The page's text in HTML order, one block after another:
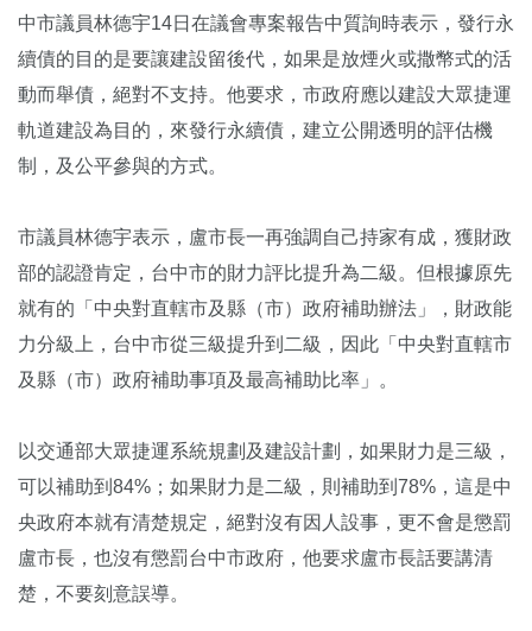
中市議員林德宇14日在議會專案報告中質詢時表示，發行永
續債的目的是要讓建設留後代，如果是放煙火或撒幣式的活
動而舉債，絕對不支持。他要求，市政府應以建設大眾捷運
軌道建設為目的，來發行永續債，建立公開透明的評估機
制，及公平參與的方式。
市議員林德宇表示，盧市長一再強調自己持家有成，獲財政
部的認證肯定，台中市的財力評比提升為二級。但根據原先
就有的「中央對直轄市及縣（市）政府補助辦法」，財政能
力分級上，台中市從三級提升到二級，因此「中央對直轄市
及縣（市）政府補助事項及最高補助比率」。
以交通部大眾捷運系統規劃及建設計劃，如果財力是三級，
可以補助到84%；如果財力是二級，則補助到78%，這是中
央政府本就有清楚規定，絕對沒有因人設事，更不會是懲罰
盧市長，也沒有懲罰台中市政府，他要求盧市長話要講清
楚，不要刻意誤導。